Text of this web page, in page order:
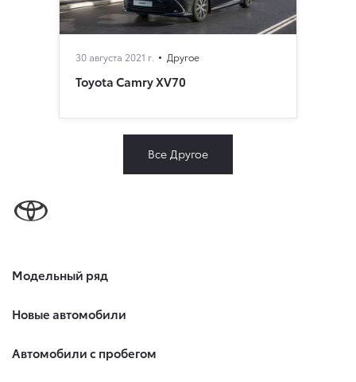
30 августа 2021 г. Другое
Toyota Сamry XV70
Все Другое
Модельный ряд
Новые автомобили
Автомобили с пробегом